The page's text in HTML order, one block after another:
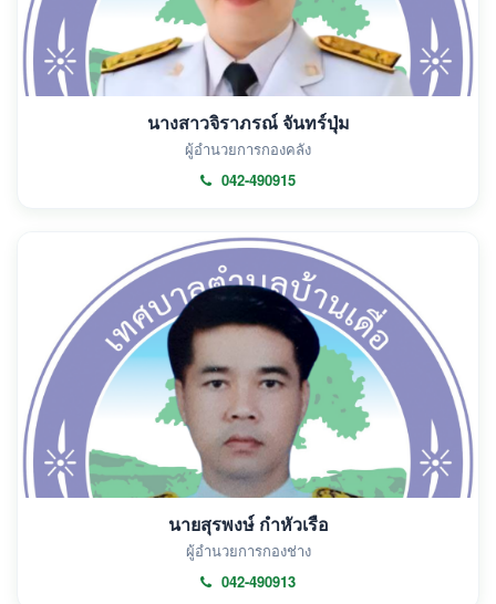
นางสาวจิราภรณ์ จันทร์ปุ่ม
ผู้อำนวยการกองคลัง
042-490915
นายสุรพงษ์ กำหัวเรือ
ผู้อำนวยการกองช่าง
042-490913